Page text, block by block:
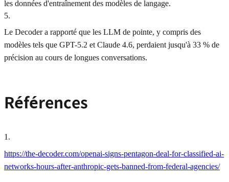
les données d'entraînement des modèles de langage.
5.
Le Decoder a rapporté que les LLM de pointe, y compris des
modèles tels que GPT-5.2 et Claude 4.6, perdaient jusqu'à 33 % de
précision au cours de longues conversations.
Références
1 .
https://the-decoder.com/openai-signs-pentagon-deal-for-classified-ai-
networks-hours-after-anthropic-gets-banned-from-federal-agencies/